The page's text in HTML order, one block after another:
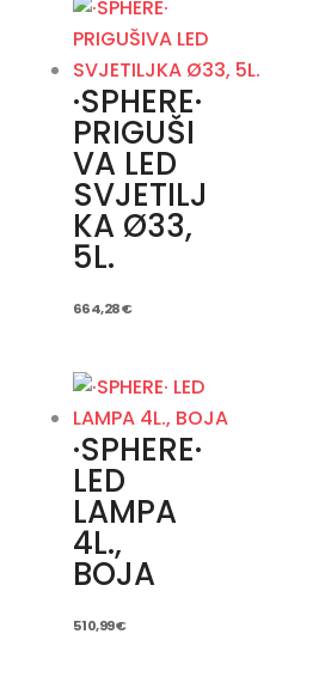
·SPHERE·
PRIGUŠI
VA LED
SVJETILJ
KA Ø33,
5L.
664,28€
·SPHERE·
LED
LAMPA
4L.,
BOJA
510,99€